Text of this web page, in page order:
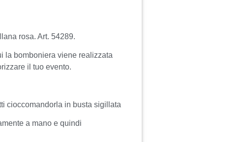
rosa. Art. 54289.
la bomboniera viene realizzata
il tuo evento.
cioccomandorla in busta sigillata
a mano e quindi